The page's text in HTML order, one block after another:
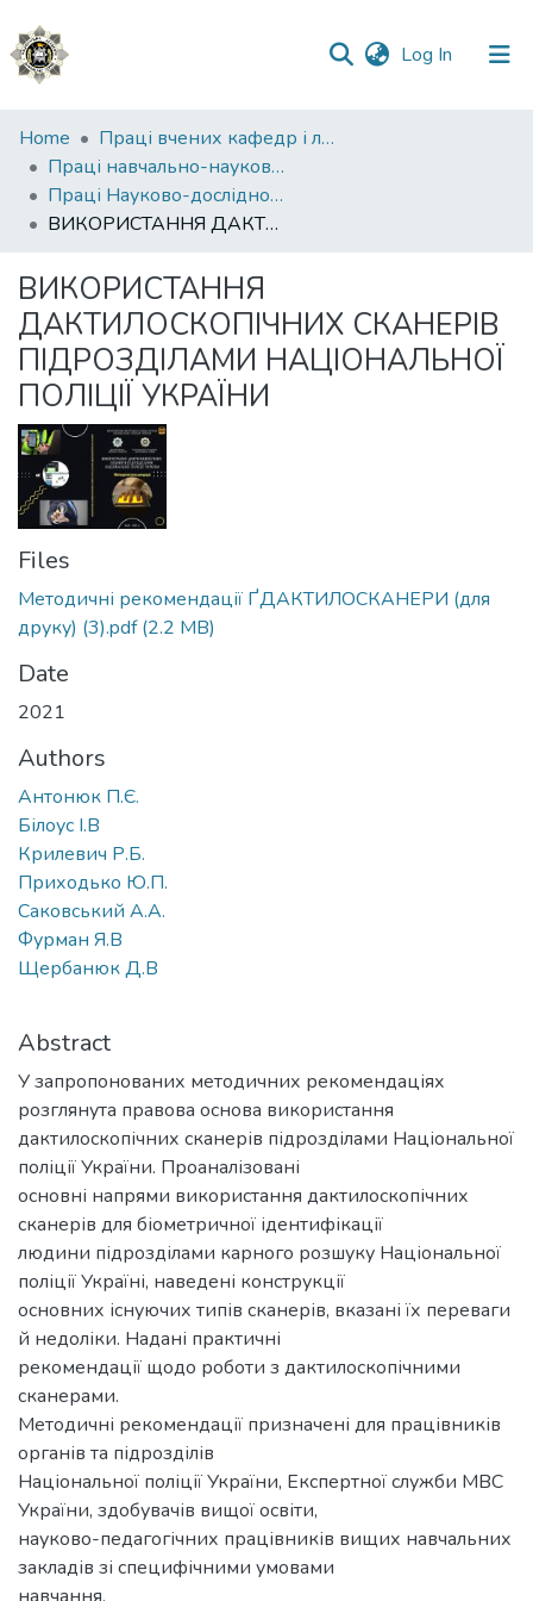
Log In (current)
Communities
&
Collections
All of DSpace
Statistics
Home
Праці вчених кафедр і лабораторій
Праці навчально-наукового експертно-криміналістичного інституту (ННІ №2)
Праці Науково-дослідної лабораторії з питань криміналістичного забезпечення та судової експертології ННЕКІ
ВИКОРИСТАННЯ ДАКТИЛОСКОПІЧНИХ СКАНЕРІВ ПІДРОЗДІЛАМИ НАЦІОНАЛЬНОЇ ПОЛІЦІЇ УКРАЇНИ
ВИКОРИСТАННЯ
ДАКТИЛОСКОПІЧНИХ СКАНЕРІВ
ПІДРОЗДІЛАМИ НАЦІОНАЛЬНОЇ
ПОЛІЦІЇ УКРАЇНИ
Files
Методичні рекомендації ҐДАКТИЛОСКАНЕРИ (для
друку) (3).pdf(2.2 MB)
Date
2021
Authors
Антонюк П.Є.
Білоус І.В
Крилевич Р.Б.
Приходько Ю.П.
Саковський А.А.
Фурман Я.В
Щербанюк Д.В
Abstract
У запропонованих методичних рекомендаціях
розглянута правова основа використання
дактилоскопічних сканерів підрозділами Національної
поліції України. Проаналізовані
основні напрями використання дактилоскопічних
сканерів для біометричної ідентифікації
людини підрозділами карного розшуку Національної
поліції Україні, наведені конструкції
основних існуючих типів сканерів, вказані їх переваги
й недоліки. Надані практичні
рекомендації щодо роботи з дактилоскопічними
сканерами.
Методичні рекомендації призначені для працівників
органів та підрозділів
Національної поліції України, Експертної служби МВС
України, здобувачів вищої освіти,
науково-педагогічних працівників вищих навчальних
закладів зі специфічними умовами